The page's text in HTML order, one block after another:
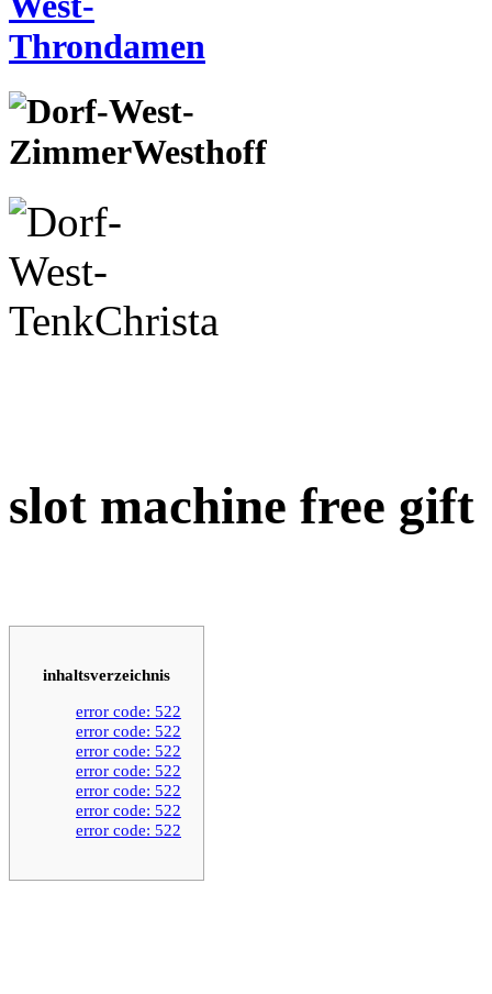
slot machine free gift
inhaltsverzeichnis
error code: 522
error code: 522
error code: 522
error code: 522
error code: 522
error code: 522
error code: 522